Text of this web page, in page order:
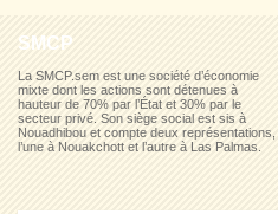
SMCP
La SMCP.sem est une société d’économie
mixte dont les actions sont détenues à
hauteur de 70% par l’État et 30% par le
secteur privé. Son siège social est sis à
Nouadhibou et compte deux représentations,
l’une à Nouakchott et l’autre à Las Palmas.